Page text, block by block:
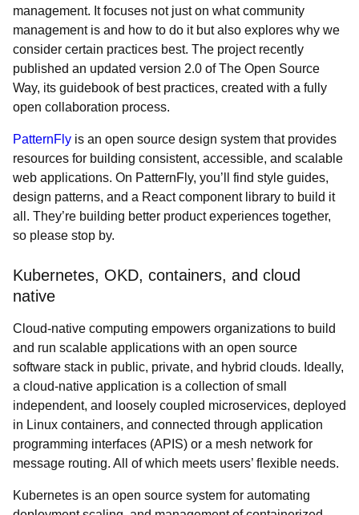
management. It focuses not just on what community
management is and how to do it but also explores why we
consider certain practices best. The project recently
published an updated version 2.0 of The Open Source
Way, its guidebook of best practices, created with a fully
open collaboration process.
PatternFly is an open source design system that provides
resources for building consistent, accessible, and scalable
web applications. On PatternFly, you’ll find style guides,
design patterns, and a React component library to build it
all. They’re building better product experiences together,
so please stop by.
Kubernetes, OKD, containers, and cloud
native
Cloud-native computing empowers organizations to build
and run scalable applications with an open source
software stack in public, private, and hybrid clouds. Ideally,
a cloud-native application is a collection of small
independent, and loosely coupled microservices, deployed
in Linux containers, and connected through application
programming interfaces (APIS) or a mesh network for
message routing. All of which meets users’ flexible needs.
Kubernetes is an open source system for automating